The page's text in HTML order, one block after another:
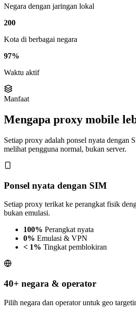
Negara dengan jaringan lokal
200
Kota di berbagai negara
97%
Waktu aktif
Manfaat
Mengapa proxy mobile
Setiap proxy adalah ponsel nyata dengan
melihat pengguna normal, bukan server.
Ponsel nyata dengan SIM
Setiap proxy terikat ke perangkat fisik
bukan emulasi.
100% Perangkat nyata
0% Emulasi & VPN
< 1% Tingkat pemblokiran
40+ negara & operator
Pilih negara dan operator untuk geo